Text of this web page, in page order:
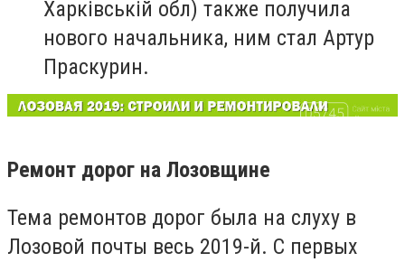
Харківській обл) также получила
нового начальника, ним стал Артур
Праскурин.
Ремонт дорог на Лозовщине
Тема ремонтов дорог была на слуху в
Лозовой почты весь 2019-й. С первых